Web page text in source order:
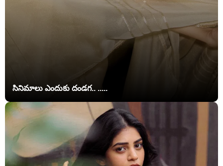
సినిమాలు ఎందుకు దండగ.. .....